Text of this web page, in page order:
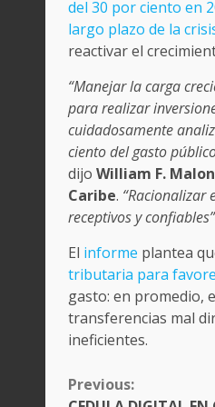
del 30 por ciento en
largo plazo de la
reactivar el
“Manejar la carga
para realizar
cuidadosamente
ciento del gasto
dijo William F.
Caribe. “Racionalizar
receptivos y confiables”
El informe plantea
tributaria para
gasto: en promedio,
transferencias mal
ineficientes.
CONTINUE
READING
Previous: